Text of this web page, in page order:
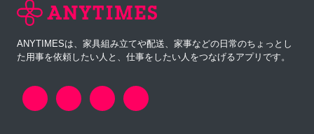
ANYTIMESは、家具組み立てや配送、家事などの日常のちょっとし
た用事を依頼したい人と、仕事をしたい人をつなげるアプリです。